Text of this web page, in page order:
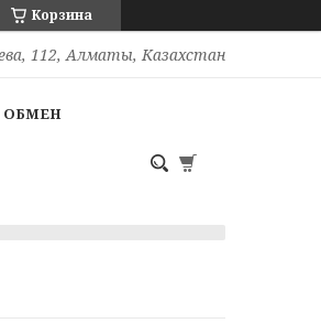
Корзина
112, Алматы, Казахстан
ОБМЕН